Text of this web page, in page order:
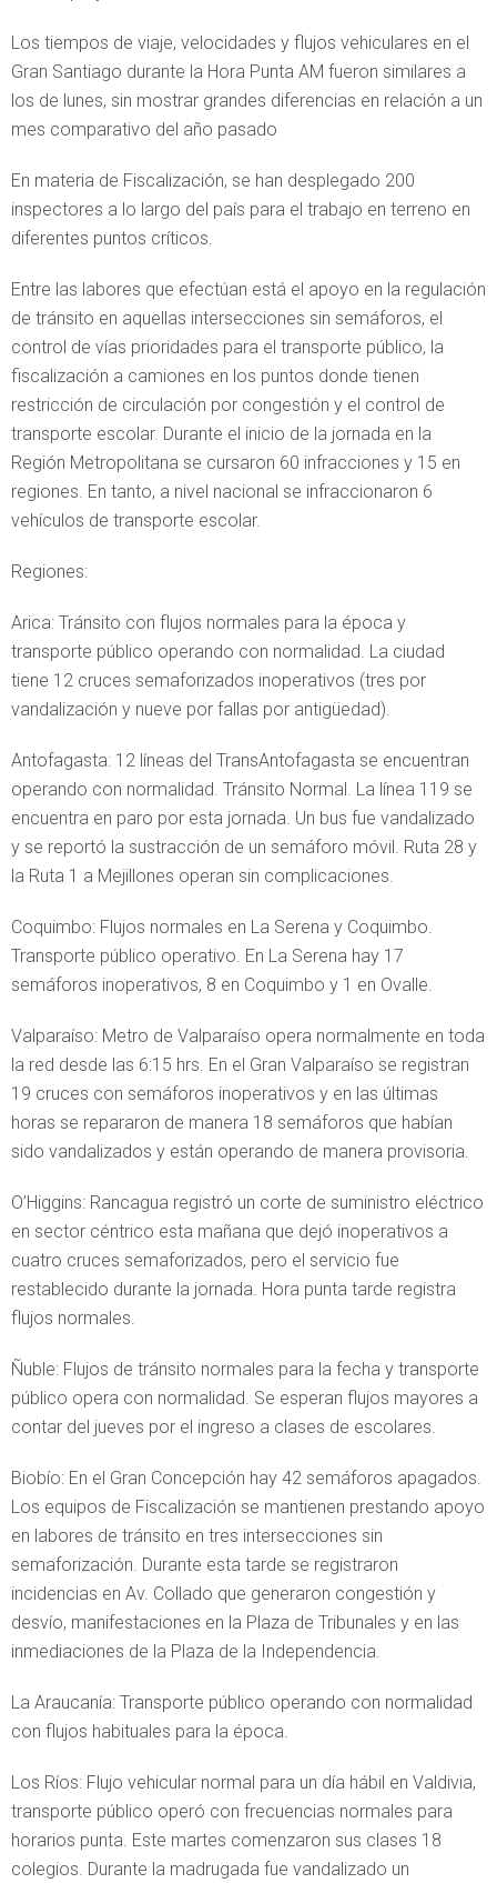
Los tiempos de viaje, velocidades y flujos vehiculares en el
Gran Santiago durante la Hora Punta AM fueron similares a
los de lunes, sin mostrar grandes diferencias en relación a un
mes comparativo del año pasado
En materia de Fiscalización, se han desplegado 200
inspectores a lo largo del país para el trabajo en terreno en
diferentes puntos críticos.
Entre las labores que efectúan está el apoyo en la regulación
de tránsito en aquellas intersecciones sin semáforos, el
control de vías prioridades para el transporte público, la
fiscalización a camiones en los puntos donde tienen
restricción de circulación por congestión y el control de
transporte escolar. Durante el inicio de la jornada en la
Región Metropolitana se cursaron 60 infracciones y 15 en
regiones. En tanto, a nivel nacional se infraccionaron 6
vehículos de transporte escolar.
Regiones:
Arica: Tránsito con flujos normales para la época y
transporte público operando con normalidad. La ciudad
tiene 12 cruces semaforizados inoperativos (tres por
vandalización y nueve por fallas por antigüedad).
Antofagasta: 12 líneas del TransAntofagasta se encuentran
operando con normalidad. Tránsito Normal. La línea 119 se
encuentra en paro por esta jornada. Un bus fue vandalizado
y se reportó la sustracción de un semáforo móvil. Ruta 28 y
la Ruta 1 a Mejillones operan sin complicaciones.
Coquimbo: Flujos normales en La Serena y Coquimbo.
Transporte público operativo. En La Serena hay 17
semáforos inoperativos, 8 en Coquimbo y 1 en Ovalle.
Valparaíso: Metro de Valparaíso opera normalmente en toda
la red desde las 6:15 hrs. En el Gran Valparaíso se registran
19 cruces con semáforos inoperativos y en las últimas
horas se repararon de manera 18 semáforos que habían
sido vandalizados y están operando de manera provisoria.
O’Higgins: Rancagua registró un corte de suministro eléctrico
en sector céntrico esta mañana que dejó inoperativos a
cuatro cruces semaforizados, pero el servicio fue
restablecido durante la jornada. Hora punta tarde registra
flujos normales.
Ñuble: Flujos de tránsito normales para la fecha y transporte
público opera con normalidad. Se esperan flujos mayores a
contar del jueves por el ingreso a clases de escolares.
Biobío: En el Gran Concepción hay 42 semáforos apagados.
Los equipos de Fiscalización se mantienen prestando apoyo
en labores de tránsito en tres intersecciones sin
semaforización. Durante esta tarde se registraron
incidencias en Av. Collado que generaron congestión y
desvío, manifestaciones en la Plaza de Tribunales y en las
inmediaciones de la Plaza de la Independencia.
La Araucanía: Transporte público operando con normalidad
con flujos habituales para la época.
Los Ríos: Flujo vehicular normal para un día hábil en Valdivia,
transporte público operó con frecuencias normales para
horarios punta. Este martes comenzaron sus clases 18
colegios. Durante la madrugada fue vandalizado un